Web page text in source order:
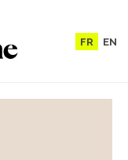
FR EN